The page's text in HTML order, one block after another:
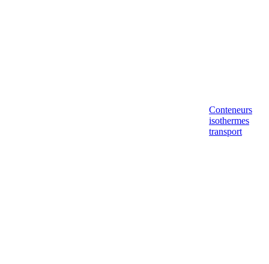
Conteneurs
isothermes
transport